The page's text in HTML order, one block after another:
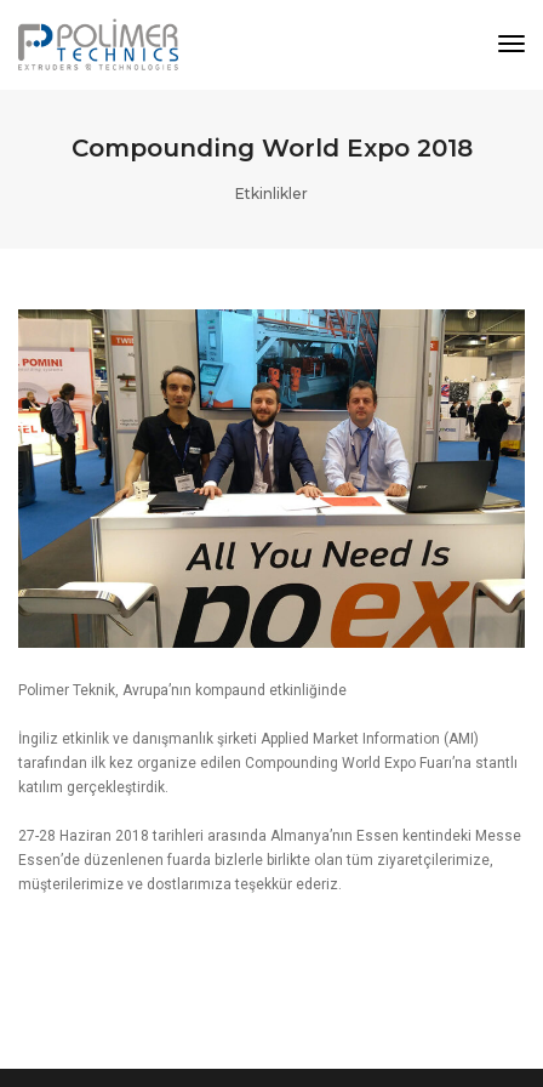
Compounding World Expo 2018
Etkinlikler
Polimer Teknik, Avrupa’nın kompaund etkinliğinde
İngiliz etkinlik ve danışmanlık şirketi Applied Market Information (AMI)
tarafından ilk kez organize edilen Compounding World Expo Fuarı’na stantlı
katılım gerçekleştirdik.
27-28 Haziran 2018 tarihleri arasında Almanya’nın Essen kentindeki Messe
Essen’de düzenlenen fuarda bizlerle birlikte olan tüm ziyaretçilerimize,
müşterilerimize ve dostlarımıza teşekkür ederiz.